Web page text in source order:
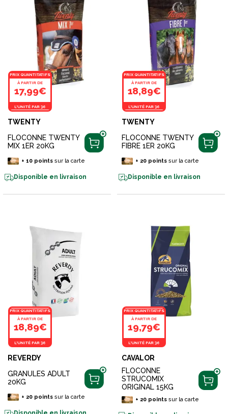
PRIX QUANTITATIFS
À PARTIR DE
17,99€
L'UNITÉ PAR 36
TWENTY
FLOCONNE TWENTY
MIX 1ER 20KG
+ 10pointssur la carte
Disponible en livraison
PRIX QUANTITATIFS
À PARTIR DE
18,89€
L'UNITÉ PAR 36
TWENTY
FLOCONNE TWENTY
FIBRE 1ER 20KG
+ 20pointssur la carte
Disponible en livraison
PRIX QUANTITATIFS
À PARTIR DE
18,89€
L'UNITÉ PAR 36
REVERDY
GRANULES ADULT
20KG
+ 20pointssur la carte
PRIX QUANTITATIFS
À PARTIR DE
19,79€
L'UNITÉ PAR 36
CAVALOR
FLOCONNE
STRUCOMIX
ORIGINAL 15KG
+ 20pointssur la carte